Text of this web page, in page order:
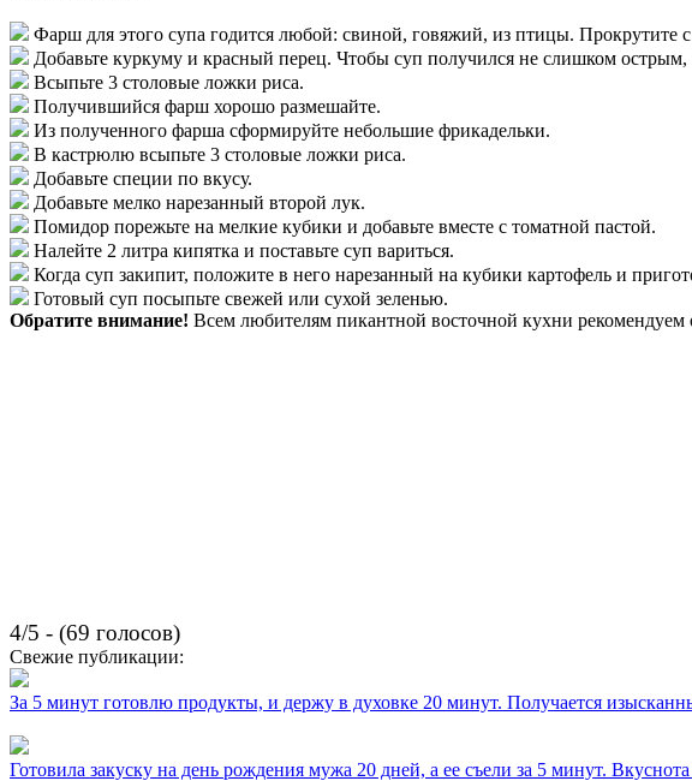
Фарш для этого супа годится любой: свиной, говяжий, из птицы. Прокрутите
Добавьте куркуму и красный перец. Чтобы суп получился не слишком
Всыпьте 3 столовые ложки риса.
Получившийся фарш хорошо размешайте.
Из полученного фарша сформируйте небольшие фрикадельки.
В кастрюлю всыпьте 3 столовые ложки риса.
Добавьте специи по вкусу.
Добавьте мелко нарезанный второй лук.
Помидор порежьте на мелкие кубики и добавьте вместе с томатной пастой.
Налейте 2 литра кипятка и поставьте суп вариться.
Когда суп закипит, положите в него нарезанный на кубики картофель и
Готовый суп посыпьте свежей или сухой зеленью.
Обратите внимание! Всем любителям пикантной восточной кухни рекомендуем
4/5 - (69 голосов)
Свежие публикации:
За 5 минут готовлю продукты, и держу в духовке 20 минут. Получается
Готовила закуску на день рождения мужа 20 дней, а ее съели за 5 минут.